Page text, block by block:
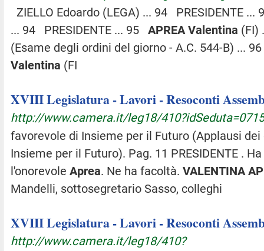
ZIELLO Edoardo (LEGA) ... 94 PRESIDENTE
... 94 PRESIDENTE ... 95 APREA Valentina (FI)
(Esame degli ordini del giorno - A.C. 544-B) ...
Valentina (FI
XVIII Legislatura - Lavori - Resoconti
http://www.camera.it/leg18/
favorevole di Insieme per il Futuro (Applausi
Insieme per il Futuro). Pag. 11 PRESIDENTE .
l'onorevole Aprea. Ne ha facoltà. VALENTINA
Mandelli, sottosegretario Sasso, colleghi
XVIII Legislatura - Lavori - Resoconti
http://www.camera.it/leg18/410?